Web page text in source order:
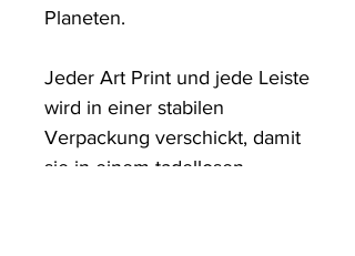
Planeten.
Jeder Art Print und jede Leiste
wird in einer stabilen
Verpackung verschickt, damit
sie in einem tadellosen